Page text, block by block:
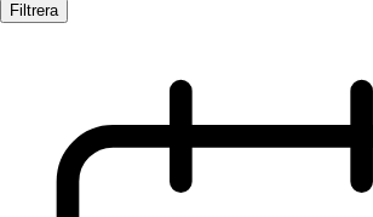
Filtrera